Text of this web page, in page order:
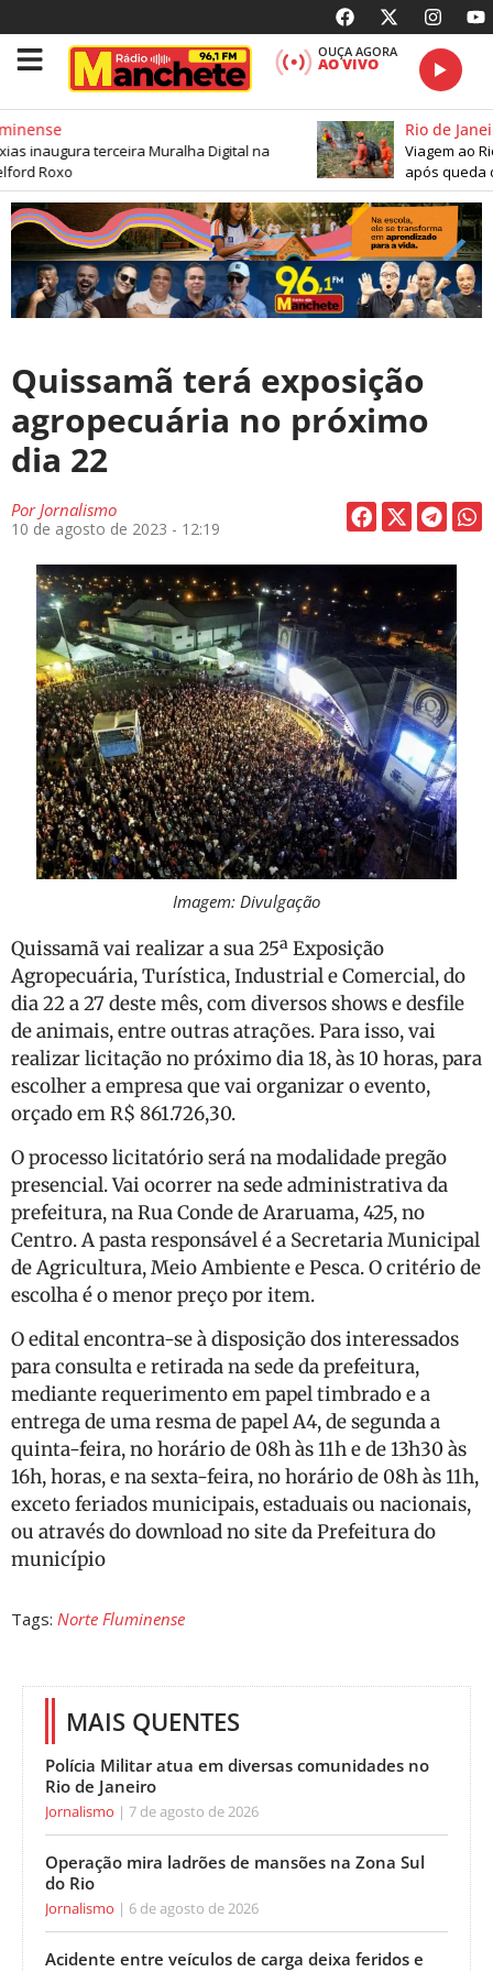
OUÇA AGORA
AO VIVO
inaugura terceira Muralha Digital na
Roxo
Rio de
Viagem ao
após queda
Quissamã terá exposição
agropecuária no próximo
dia 22
PorJornalismo
10 de agosto de 2023 - 12:19
Imagem: Divulgação
Quissamã vai realizar a sua 25ª Exposição
Agropecuária, Turística, Industrial e Comercial, do
dia 22 a 27 deste mês, com diversos shows e desfile
de animais, entre outras atrações. Para isso, vai
realizar licitação no próximo dia 18, às 10 horas, para
escolher a empresa que vai organizar o evento,
orçado em R$ 861.726,30.
O processo licitatório será na modalidade pregão
presencial. Vai ocorrer na sede administrativa da
prefeitura, na Rua Conde de Araruama, 425, no
Centro. A pasta responsável é a Secretaria Municipal
de Agricultura, Meio Ambiente e Pesca. O critério de
escolha é o menor preço por item.
O edital encontra-se à disposição dos interessados
para consulta e retirada na sede da prefeitura,
mediante requerimento em papel timbrado e a
entrega de uma resma de papel A4, de segunda a
quinta-feira, no horário de 08h às 11h e de 13h30 às
16h, horas, e na sexta-feira, no horário de 08h às 11h,
exceto feriados municipais, estaduais ou nacionais,
ou através do download no site da Prefeitura do
município
Tags: Norte Fluminense
MAIS QUENTES
Polícia Militar atua em diversas comunidades no
Rio de Janeiro
Jornalismo 7 de agosto de 2026
Operação mira ladrões de mansões na Zona Sul
do Rio
Jornalismo 6 de agosto de 2026
Acidente entre veículos de carga deixa feridos e